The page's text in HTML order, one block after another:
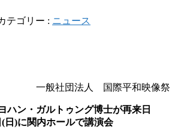
テゴリー : ニュース
一般社団法人 国際平和映像祭
ハン・ガルトゥング博士が再来日
(日)に関内ホールで講演会